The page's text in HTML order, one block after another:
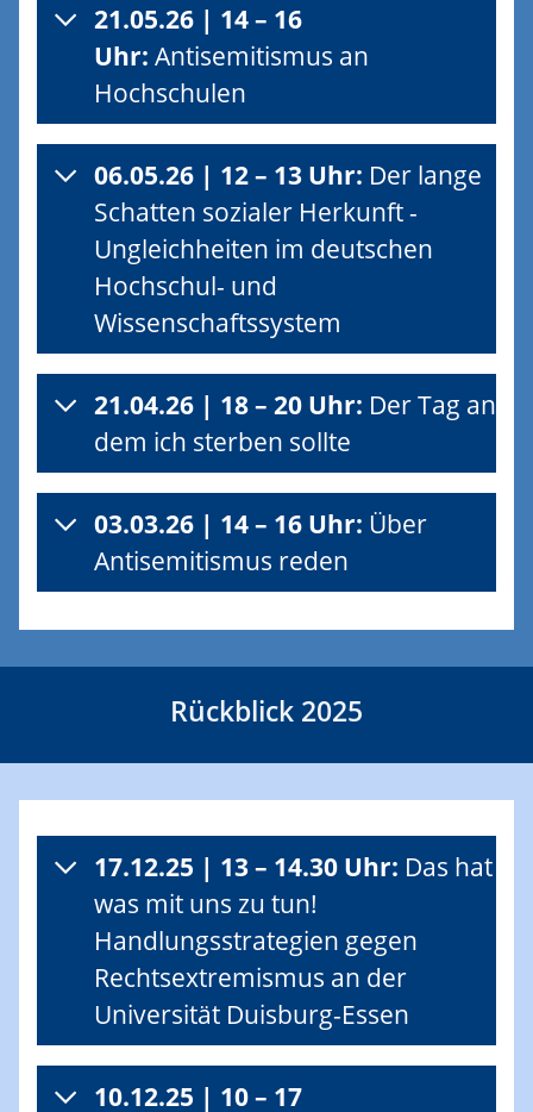
21.05.26 | 14 – 16
Uhr: Antisemitismus an
Hochschulen
06.05.26 | 12 – 13 Uhr: Der lange
Schatten sozialer Herkunft -
Ungleichheiten im deutschen
Hochschul- und
Wissenschaftssystem
21.04.26 | 18 – 20 Uhr: Der Tag an
dem ich sterben sollte
03.03.26 | 14 – 16 Uhr: Über
Antisemitismus reden
Rückblick 2025
17.12.25 | 13 – 14.30 Uhr: Das hat
was mit uns zu tun!
Handlungsstrategien gegen
Rechtsextremismus an der
Universität Duisburg-Essen
10.12.25 | 10 – 17